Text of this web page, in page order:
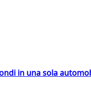
in una sola